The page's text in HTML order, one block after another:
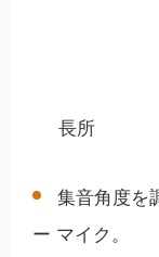
長所
集音角度を
ー マイク。